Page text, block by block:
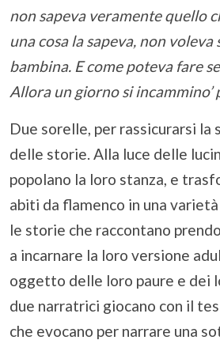
non sapeva veramente quello
una cosa la sapeva, non
bambina. E come poteva fare
Allora un giorno si incammino’
Due sorelle, per rassicurarsi la
delle storie. Alla luce delle
popolano la loro stanza, e
abiti da flamenco in una
le storie che raccontano
a incarnare la loro versione
oggetto delle loro paure e dei
due narratrici giocano con il
che evocano per narrare una